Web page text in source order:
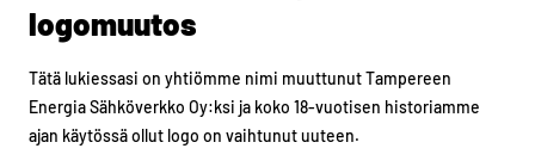
logomuutos
Tätä lukiessasi on yhtiömme nimi muuttunut Tampereen
Energia Sähköverkko Oy:ksi ja koko 18-vuotisen historiamme
ajan käytössä ollut logo on vaihtunut uuteen.